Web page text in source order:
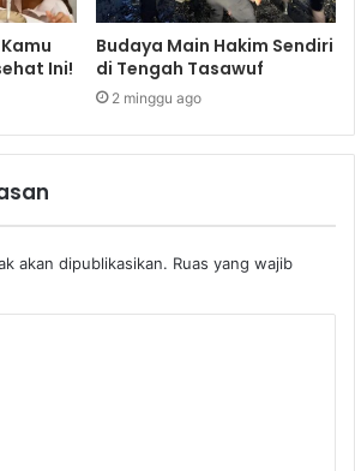
Ini!
Budaya Main Hakim Sendiri
di Tengah Tasawuf
2 minggu ago
akan dipublikasikan. Ruas yang wajib